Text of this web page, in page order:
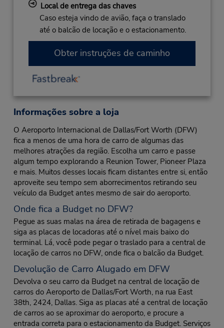
Local de entrega das chaves
Caso esteja vindo de avião, faça o translado
até o balcão de locação e o estacionamento.
Obter instruções de caminho
Informações sobre a loja
O Aeroporto Internacional de Dallas/Fort Worth (DFW)
fica a menos de uma hora de carro de algumas das
melhores atrações da região. Escolha um carro e passe
algum tempo explorando a Reunion Tower, Pioneer Plaza
e mais. Muitos desses locais ficam distantes entre si, então
aproveite seu tempo sem aborrecimentos retirando seu
veículo da Budget antes mesmo de sair do aeroporto.
Onde fica a Budget no DFW?
Pegue as suas malas na área de retirada de bagagens e
siga as placas de locadoras até o nível mais baixo do
terminal. Lá, você pode pegar o traslado para a central de
locação de carros no DFW, onde fica o balcão da Budget.
Devolução de Carro Alugado em DFW
Devolva o seu carro da Budget na central de locação de
carros do Aeroporto de Dallas/Fort Worth, na rua East
38th, 2424, Dallas. Siga as placas até a central de locação
de carros ao se aproximar do aeroporto, e procure a
entrada correta para o estacionamento da Budget. Serviços